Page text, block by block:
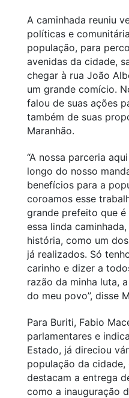
A caminhada reuniu
políticas e
população, para
avenidas da cidade,
chegar à rua João
um grande comício.
falou de suas ações
também de suas
Maranhão.
“A nossa parceria
longo do nosso
benefícios para a
coroamos esse
grande prefeito que
essa linda
história, como um
já realizados. Só
carinho e dizer a
razão da minha luta,
do meu povo”, disse
Para Buriti, Fabio
parlamentares e
Estado, já direciou
população da
destacam a entrega
como a inauguração